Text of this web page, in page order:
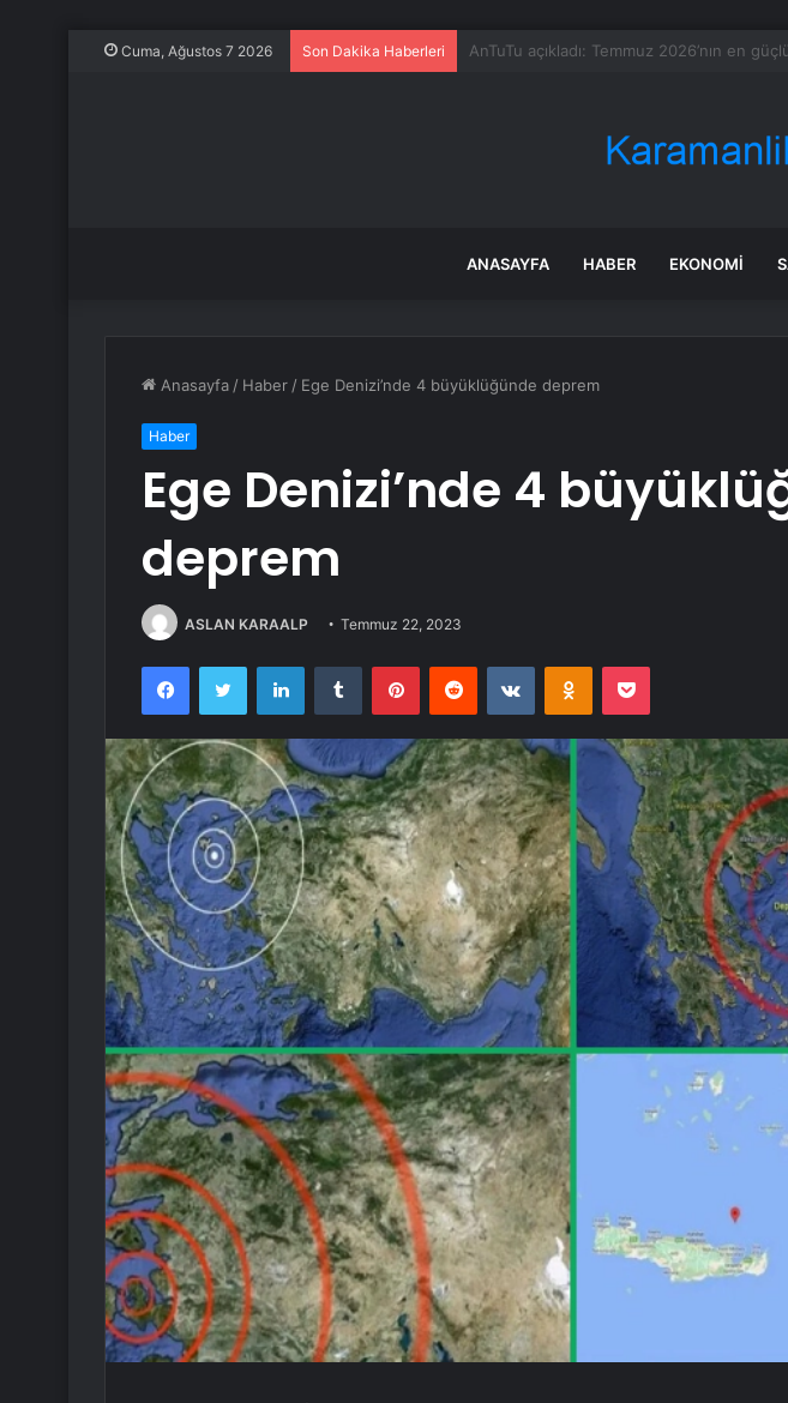
Cuma, Ağustos 7 2026 Son Dakika Haberleri Devlet çöpçatanlık işine girdi: Yüzlerce
ANASAYFA HABER EKONOMI
Anasayfa / Haber / Ege Denizi’nde 4 büyüklüğünde deprem
Haber
Ege Denizi’nde 4
deprem
ASLAN KARAALP Temmuz 22, 2023
FacebookTwitter LinkedInTumblr PinterestReddit VKontakteOdnoklassniki
Pocket